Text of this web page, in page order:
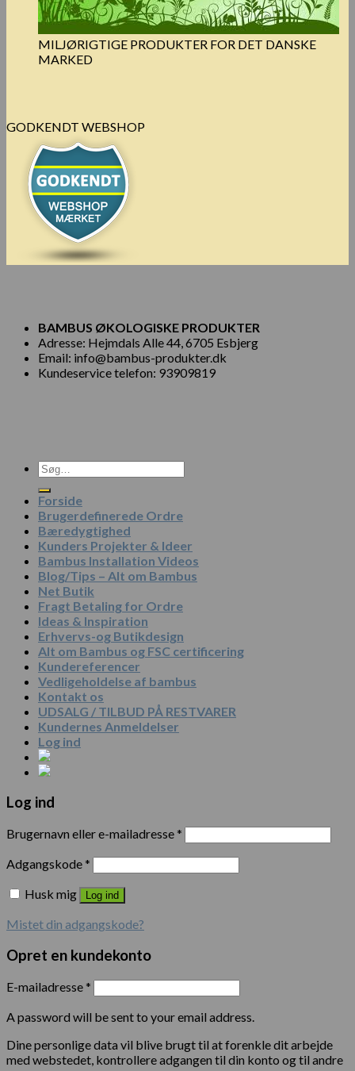
MILJØRIGTIGE PRODUKTER FOR DET DANSKE
MARKED
GODKENDT WEBSHOP
BAMBUS ØKOLOGISKE PRODUKTER
Adresse: Hejmdals Alle 44, 6705 Esbjerg
Email: info@bambus-produkter.dk
Kundeservice telefon: 93909819
Søg
efter:
Forside
Brugerdefinerede Ordre
Bæredygtighed
Kunders Projekter & Ideer
Bambus Installation Videos
Blog/Tips – Alt om Bambus
Net Butik
Fragt Betaling for Ordre
Ideas & Inspiration
Erhvervs-og Butikdesign
Alt om Bambus og FSC certificering
Kundereferencer
Vedligeholdelse af bambus
Kontakt os
UDSALG / TILBUD PÅ RESTVARER
Kundernes Anmeldelser
Log ind
Log ind
Brugernavn eller e-mailadresse*
Adgangskode*
Husk mig
Log ind
Mistet din adgangskode?
Opret en kundekonto
E-mailadresse*
A password will be sent to your email address.
Dine personlige data vil blive brugt til at forenkle dit arbejde
med webstedet, kontrollere adgangen til din konto og til andre